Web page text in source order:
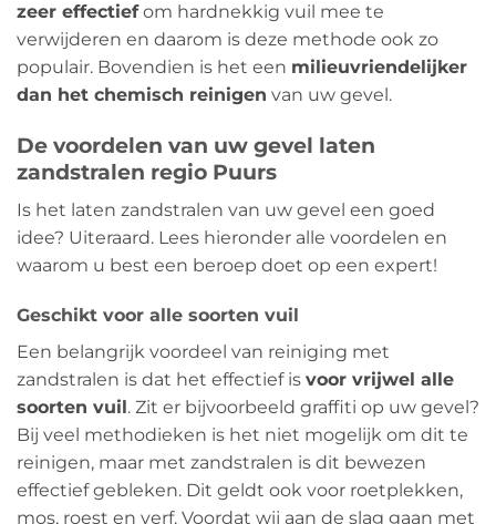
zeer effectiefom hardnekkig vuil mee te
verwijderen en daarom is deze methode ook zo
populair. Bovendien is het een milieuvriendelijker
dan het chemisch reinigen van uw gevel.
De voordelen van uw gevel laten
zandstralen regio Puurs
Is het laten zandstralen van uw gevel een goed
idee? Uiteraard. Lees hieronder alle voordelen en
waarom u best een beroep doet op een expert!
Geschikt voor alle soorten vuil
Een belangrijk voordeel van reiniging met
zandstralen is dat het effectief is voor vrijwel alle
soorten vuil . Zit er bijvoorbeeld graffiti op uw gevel?
Bij veel methodieken is het niet mogelijk om dit te
reinigen, maar met zandstralen is dit bewezen
effectief gebleken. Dit geldt ook voor roetplekken,
mos, roest en verf. Voordat wij aan de slag gaan met